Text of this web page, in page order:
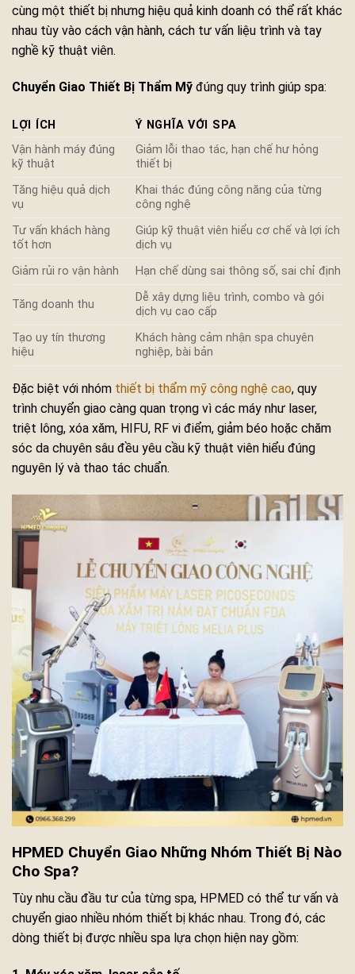
cùng một thiết bị nhưng hiệu quả kinh doanh có thể rất khác
nhau tùy vào cách vận hành, cách tư vấn liệu trình và tay
nghề kỹ thuật viên.
Chuyển Giao Thiết Bị Thẩm Mỹ đúng quy trình giúp spa:
LỢI ÍCH
Ý NGHĨA VỚI SPA
Vận hành máy đúng
kỹ thuật
Giảm lỗi thao tác, hạn chế hư hỏng
thiết bị
Tăng hiệu quả dịch
vụ
Khai thác đúng công năng của từng
công nghệ
Tư vấn khách hàng
tốt hơn
Giúp kỹ thuật viên hiểu cơ chế và lợi ích
dịch vụ
Giảm rủi ro vận hành
Hạn chế dùng sai thông số, sai chỉ định
Tăng doanh thu
Dễ xây dựng liệu trình, combo và gói
dịch vụ cao cấp
Tạo uy tín thương
hiệu
Khách hàng cảm nhận spa chuyên
nghiệp, bài bản
Đặc biệt với nhóm thiết bị thẩm mỹ công nghệ cao, quy
trình chuyển giao càng quan trọng vì các máy như laser,
triệt lông, xóa xăm, HIFU, RF vi điểm, giảm béo hoặc chăm
sóc da chuyên sâu đều yêu cầu kỹ thuật viên hiểu đúng
nguyên lý và thao tác chuẩn.
HPMED Chuyển Giao Những Nhóm Thiết Bị Nào
Cho Spa?
Tùy nhu cầu đầu tư của từng spa, HPMED có thể tư vấn và
chuyển giao nhiều nhóm thiết bị khác nhau. Trong đó, các
dòng thiết bị được nhiều spa lựa chọn hiện nay gồm: